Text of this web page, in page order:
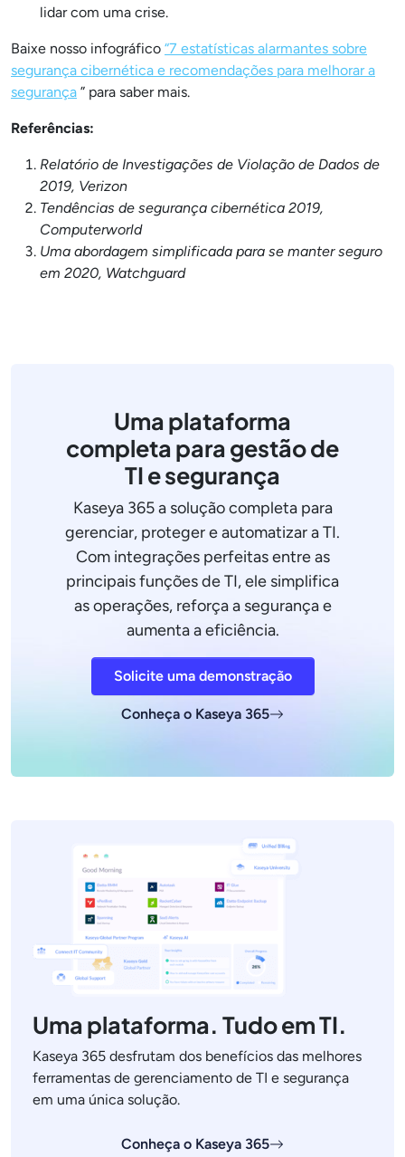
lidar com uma crise.
Baixe nosso infográfico “7 estatísticas alarmantes sobre
segurança cibernética e recomendações para melhorar a
segurança ” para saber mais.
Referências:
Relatório de Investigações de Violação de Dados de
2019, Verizon
Tendências de segurança cibernética 2019,
Computerworld
Uma abordagem simplificada para se manter seguro
em 2020, Watchguard
Uma plataforma
completa para gestão de
TI e segurança
Kaseya 365 a solução completa para
gerenciar, proteger e automatizar a TI.
Com integrações perfeitas entre as
principais funções de TI, ele simplifica
as operações, reforça a segurança e
aumenta a eficiência.
Solicite uma demonstração
Conheça o Kaseya 365
Uma plataforma. Tudo em TI.
Kaseya 365 desfrutam dos benefícios das melhores
ferramentas de gerenciamento de TI e segurança
em uma única solução.
Conheça o Kaseya 365